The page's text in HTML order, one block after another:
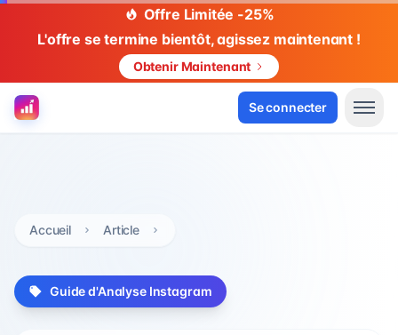
Offre Limitée -25%
L'offre se termine bientôt, agissez maintenant !
Obtenir Maintenant
Se connecter
Accueil Article
Guide d'Analyse Instagram